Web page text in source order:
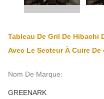
Tableau De Gril De
Avec Le Secteur À Cuire De
Nom De Marque:
GREENARK